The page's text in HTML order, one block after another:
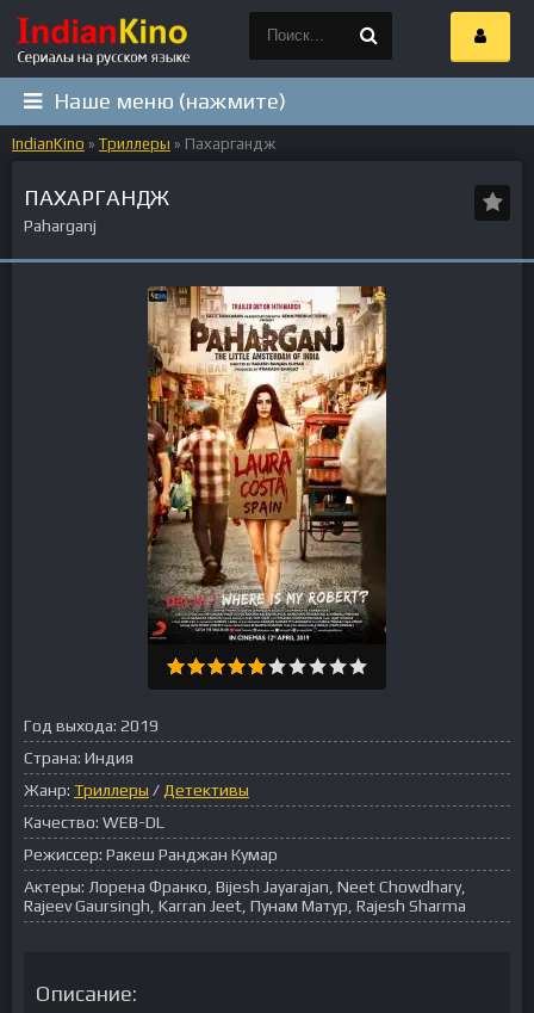
Наше меню (нажмите)
IndianKino » Триллеры » Пахаргандж
ПАХАРГАНДЖ
Paharganj
Год выхода: 2019
Страна: Индия
Жанр: Триллеры / Детективы
Качество: WEB-DL
Режиссер: Ракеш Ранджан Кумар
Актеры: Лорена Франко, Bijesh Jayarajan, Neet Chowdhary,
Rajeev Gaursingh, Karran Jeet, Пунам Матур, Rajesh Sharma
Описание: